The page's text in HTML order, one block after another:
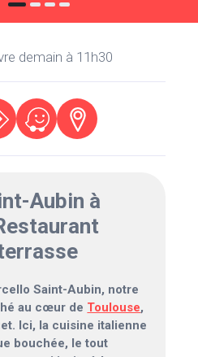
demain à 11h30
Aubin à
Saint-Aubin, notre
au cœur de Toulouse,
Ici, la cuisine italienne
bouchée, le tout